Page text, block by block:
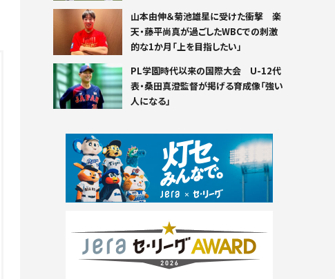
山本由伸＆菊池雄星に受けた衝撃 楽
天・藤平尚真が過ごしたWBCでの刺激
的な1か月「上を目指したい」
PL学園時代以来の国際大会 U-12代
表・桑田真澄監督が掲げる育成像「強い
人になる」